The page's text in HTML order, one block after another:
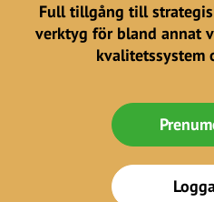
Full tillgång till
verktyg för bland annat
kvalitetssystem